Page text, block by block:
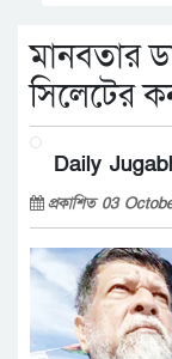
মানবতার
সিলেটের
Daily
প্রকাশিত 03